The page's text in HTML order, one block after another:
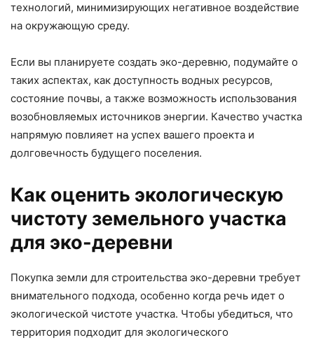
технологий, минимизирующих негативное воздействие
на окружающую среду.
Если вы планируете создать эко-деревню, подумайте о
таких аспектах, как доступность водных ресурсов,
состояние почвы, а также возможность использования
возобновляемых источников энергии. Качество участка
напрямую повлияет на успех вашего проекта и
долговечность будущего поселения.
Как оценить экологическую
чистоту земельного участка
для эко-деревни
Покупка земли для строительства эко-деревни требует
внимательного подхода, особенно когда речь идет о
экологической чистоте участка. Чтобы убедиться, что
территория подходит для экологического